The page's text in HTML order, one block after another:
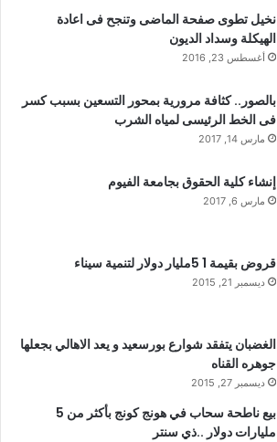
نخيل تطوى صفحة الماضى وتنجح فى اعادة
الهيكلة وسداد الديون
أغسطس 23, 2016
بالصور.. كثافة مرورية بمحور التسعين بسبب كسر
فى الخط الرئيسى لمياه الشرب
مارس 14, 2017
إنشاء كلية الحقوق بجامعة الفيوم
مارس 6, 2017
قروض بقيمة 1 5مليار دولار لتنمية سيناء
ديسمبر 21, 2015
الغضبان يتفقد شوارع بورسعيد و يعد الاهالي بجعلها
جوهره القناه
ديسمبر 27, 2015
بيع ناطحة سحاب في هونج كونج بأكثر من 5
مليارات دولار ..ذي سنتر